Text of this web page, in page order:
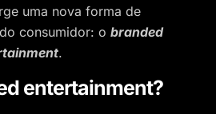
uma nova forma de
consumidor: o branded
.
entertainment?